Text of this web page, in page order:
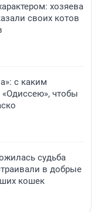
хозяева
своих котов
с каким
чтобы
судьба
в добрые
кошек